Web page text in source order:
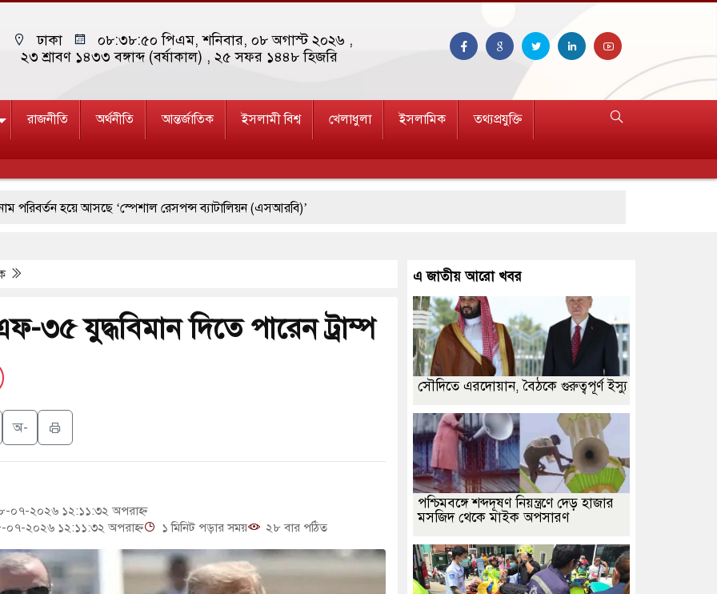
ঢাকা ০৮:৩৮:৫১ পিএম, শনিবার, ০৮ অগাস্ট ২০২৬ ,
২৩ শ্রাবণ ১৪৩৩ বঙ্গাব্দ (বর্ষাকাল) , ২৫ সফর ১৪৪৮ হিজরি
রাজনীতি অর্থনীতি আন্তর্জাতিক ইসলামী বিশ্ব খেলাধুলা ইসলামিক তথ্যপ্রযুক্তি
হয়ে আসছে ‘স্পেশাল রেসপন্স ব্যাটালিয়ন (এসআরবি)’
ব্ল্যাকআউটের কঠোর হুঁশিয়ারি ইরানের
দক্ষিণ কোরিয়ার বন্দি ২৫ শতাংশ বেড়েছে
জুমার বয়ান ও নামাজ পড়াবেন দেওবন্দের মুহতামিম
আবেদন, বরগুনার এসআইয়ের বিরুদ্ধে ব্যবস্থা নেওয়া
সৌদির বিনিয়োগের আহবান প্রধানমন্ত্রীর
পথে ইসরায়েলীরা,হাতছাড়ার ঝুঁকিতে জরুরি বৈঠক জর্ডানের
আজ বিক্ষোভ
৩৫ যুদ্ধবিমান দিতে পারেন ট্রাম্প
অ-
২০২৬ ১২:১১:৩২ অপরাহ্ন
২০২৬ ১২:১১:৩২ অপরাহ্ন
১ মিনিট পড়ার সময় ২৮ বার পঠিত
এ জাতীয় আরো খবর
সৌদিতে এরদোয়ান, বৈঠকে গুরুত্বপূর্ণ ইস্যু
পশ্চিমবঙ্গে শব্দদূষণ নিয়ন্ত্রণে দেড় হাজার
মসজিদ থেকে মাইক অপসারণ